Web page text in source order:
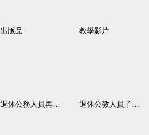
出版品 教學影片
退休公務人員再任職務 退休公教人員子女教育補助規定